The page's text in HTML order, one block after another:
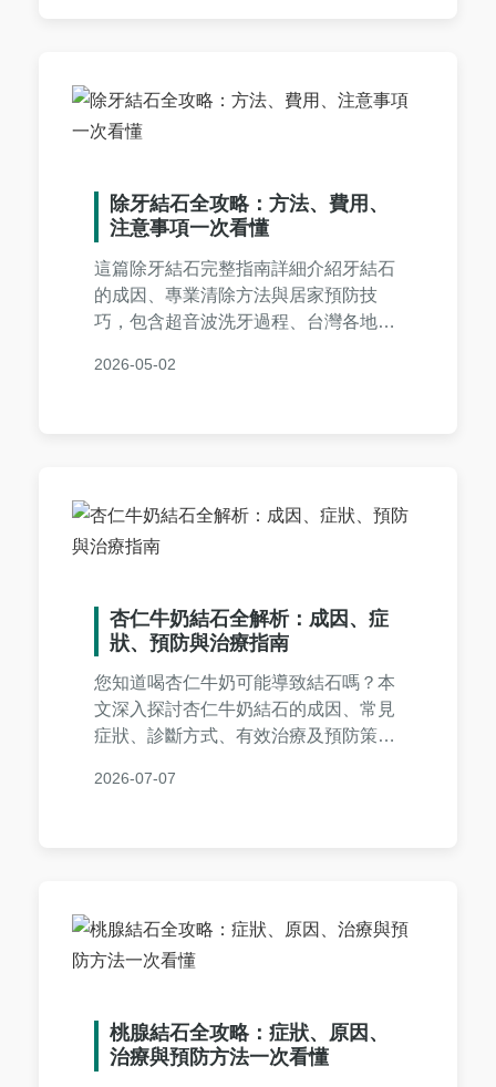
除牙結石全攻略：方法、費用、
注意事項一次看懂
這篇除牙結石完整指南詳細介紹牙結石
的成因、專業清除方法與居家預防技
巧，包含超音波洗牙過程、台灣各地費
問，幫助您維護口腔健康。
2026-05-02
杏仁牛奶結石全解析：成因、症
狀、預防與治療指南
您知道喝杏仁牛奶可能導致結石嗎？本
文深入探討杏仁牛奶結石的成因、常見
症狀、診斷方式、有效治療及預防策
風險。
2026-07-07
桃腺結石全攻略：症狀、原因、
治療與預防方法一次看懂